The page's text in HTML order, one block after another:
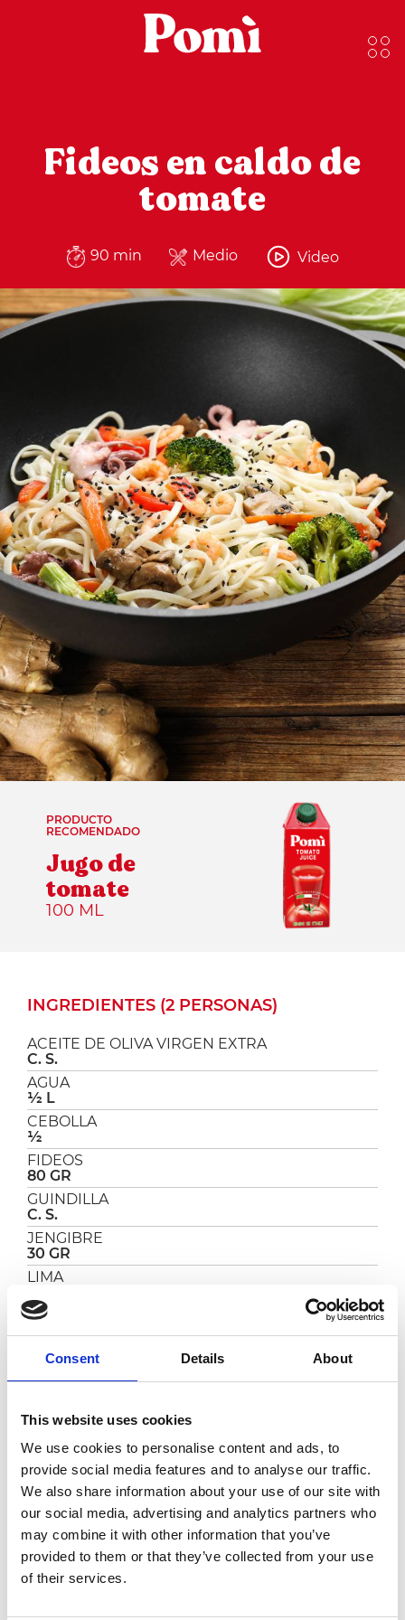
Consent Details About
This website uses cookies
We use cookies to personalise content and ads, to
provide social media features and to analyse our traffic.
We also share information about your use of our site with
our social media, advertising and analytics partners who
may combine it with other information that you’ve
provided to them or that they’ve collected from your use
of their services.
Fideos en caldo de
tomate
90 min Medio Video
PRODUCTO
RECOMENDADO
Jugo de
tomate
100 ML
INGREDIENTES (2 PERSONAS)
ACEITE DE OLIVA VIRGEN EXTRA
C. S.
AGUA
1⁄2 L
CEBOLLA
½
FIDEOS
80 GR
GUINDILLA
C. S.
JENGIBRE
30 GR
LIMA
PEREJIL
C. S.
SAL Y PIMIENTA
PREPARACIÓN
Empezar preparando el caldo con la cebolla, la
zanahoria, el jengibre, la guindilla fresca en
rodajas, media lima, perejil, sal y pimienta.
Cocer durante 1 hora en infusión a fuego bajo.
Filtrar bien el caldo y añadir el